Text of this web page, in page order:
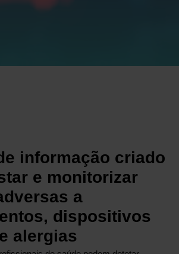
informação criado
e monitorizar
a
dispositivos
alergias